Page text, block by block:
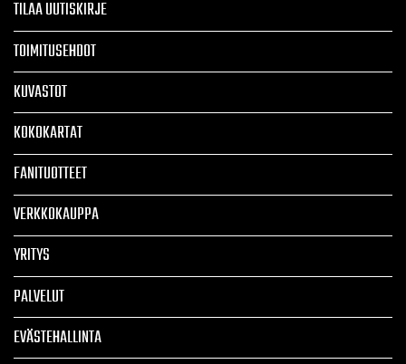
TILAA UUTISKIRJE
TOIMITUSEHDOT
KUVASTOT
KOKOKARTAT
FANITUOTTEET
VERKKOKAUPPA
YRITYS
PALVELUT
EVÄSTEHALLINTA